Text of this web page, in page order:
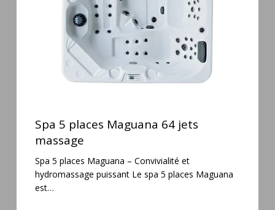
places
Maguana
massage
Spa 5 places Maguana 64 jets
massage
Spa 5 places Maguana – Convivialité et
hydromassage puissant Le spa 5 places Maguana
est…